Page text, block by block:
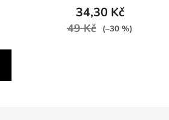
34,30 Kč
49 Kč (–30 %)